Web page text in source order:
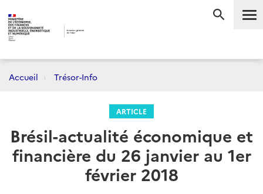
Accueil Trésor-Info
ARTICLE
Brésil-actualité économique et
financière du 26 janvier au 1er
février 2018